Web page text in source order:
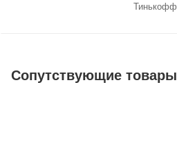
Тинькофф
Сопутствующие товары